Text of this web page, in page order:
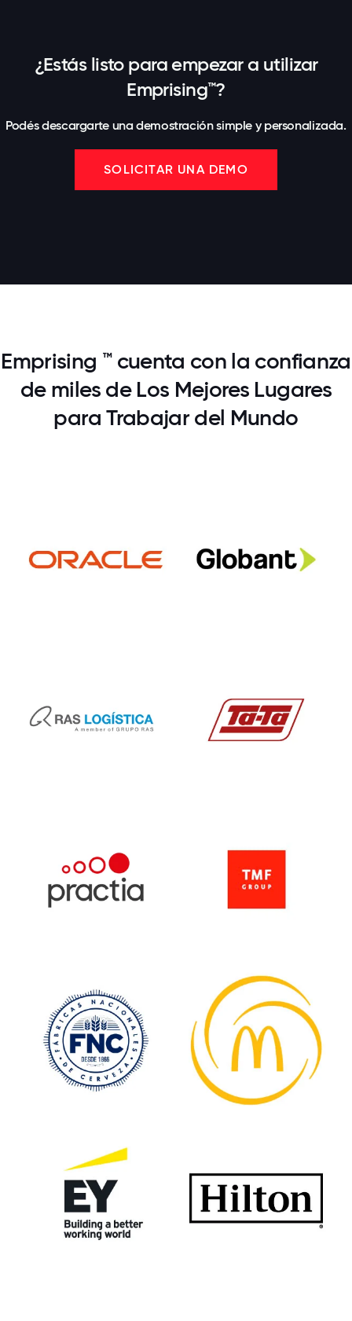
¿Estás listo para empezar a utilizar
Emprising™?
Podés descargarte una demostración simple y personalizada.
SOLICITAR UNA DEMO
Emprising ™ cuenta con la confianza
de miles de Los Mejores Lugares
para Trabajar del Mundo